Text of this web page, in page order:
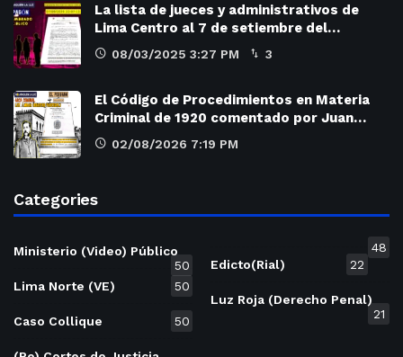
La lista de jueces y administrativos de
Lima Centro al 7 de setiembre del…
08/03/2025 3:27 PM 3
El Código de Procedimientos en Materia
Criminal de 1920 comentado por Juan…
02/08/2026 7:19 PM
Categories
Ministerio (Video) Público
50
Lima Norte (VE)
50
Caso Collique 50
48
Edicto(Rial)
22
Luz Roja (Derecho Penal)
21